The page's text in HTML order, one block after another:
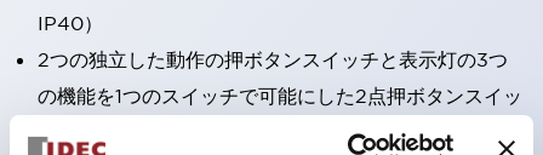
IP40）
2つの独立した動作の押ボタンスイッチと表示灯の3つ
の機能を1つのスイッチで可能にした2点押ボタンスイッ
チも完備。